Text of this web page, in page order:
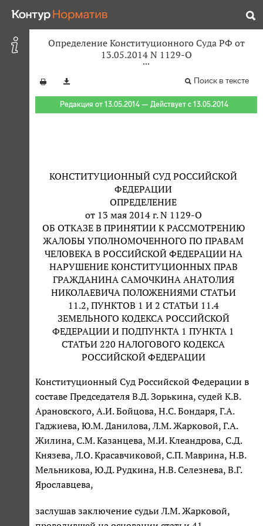
Определение Конституционного Суда РФ от
13.05.2014 N 1129-О
Поиск в тексте
Редакция от 13.05.2014 — Действует с 13.05.2014
КОНСТИТУЦИОННЫЙ СУД РОССИЙСКОЙ
ФЕДЕРАЦИИ
ОПРЕДЕЛЕНИЕ
от 13 мая 2014 г. N 1129-О
ОБ ОТКАЗЕ В ПРИНЯТИИ К РАССМОТРЕНИЮ
ЖАЛОБЫ УПОЛНОМОЧЕННОГО ПО ПРАВАМ
ЧЕЛОВЕКА В РОССИЙСКОЙ ФЕДЕРАЦИИ НА
НАРУШЕНИЕ КОНСТИТУЦИОННЫХ ПРАВ
ГРАЖДАНИНА САМОЧКИНА АНАТОЛИЯ
НИКОЛАЕВИЧА ПОЛОЖЕНИЯМИ СТАТЬИ
11.2, ПУНКТОВ 1 И 2 СТАТЬИ 11.4
ЗЕМЕЛЬНОГО КОДЕКСА РОССИЙСКОЙ
ФЕДЕРАЦИИ И ПОДПУНКТА 1 ПУНКТА 1
СТАТЬИ 220 НАЛОГОВОГО КОДЕКСА
РОССИЙСКОЙ ФЕДЕРАЦИИ
Конституционный Суд Российской Федерации в
составе Председателя В.Д. Зорькина, судей К.В.
Арановского, А.И. Бойцова, Н.С. Бондаря, Г.А.
Гаджиева, Ю.М. Данилова, Л.М. Жарковой, Г.А.
Жилина, С.М. Казанцева, М.И. Клеандрова, С.Д.
Князева, Л.О. Красавчиковой, С.П. Маврина, Н.В.
Мельникова, Ю.Д. Рудкина, Н.В. Селезнева, В.Г.
Ярославцева,
заслушав заключение судьи Л.М. Жарковой,